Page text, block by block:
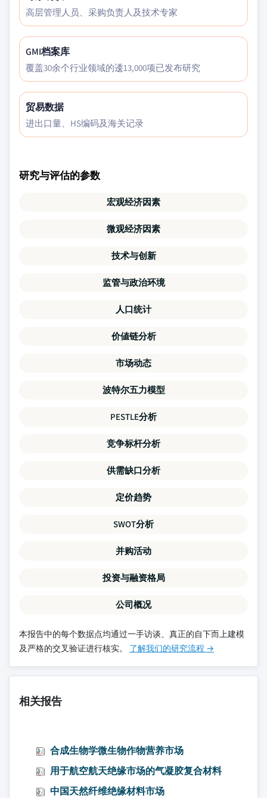
高层管理人员、采购负责人及技术专家
GMI档案库
覆盖30余个行业领域的逶13,000项已发布研究
贸易数据
进出口量、HS编码及海关记录
研究与评估的参数
宏观经济因素
微观经济因素
技术与创新
监管与政治环境
人口统计
价値链分析
市场动态
波特尔五力模型
PESTLE分析
竞争标杆分析
供需缺口分析
定价趋势
SWOT分析
并购活动
投资与融资格局
公司概况
本报告中的每个数据点均通过一手访谈、真正的自下而上建模
及严格的交叉验证进行核实。 了解我们的研究流程 →
相关报告
合成生物学微生物作物营养市场
用于航空航天绝缘市场的气凝胶复合材料
中国天然纤维绝缘材料市场